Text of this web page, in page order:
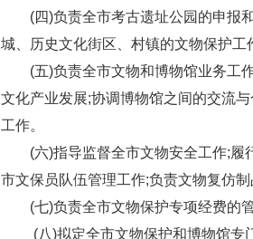
(四)负责全市考古遗址公园的申报
城、历史文化街区、村镇的文物保护工
(五)负责全市文物和博物馆业务工
文化产业发展;协调博物馆之间的交流
工作。
(六)指导监督全市文物安全工作;
市文保员队伍管理工作;负责文物复仿
(七)负责全市文物保护专项经费的
(八)拟定全市文物保护和博物馆专